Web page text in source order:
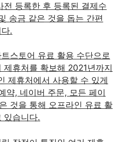
전 등록한 후 등록된 결제수
송금 같은 것을 돕는 간편
.
스토어 유료 활용 수단으로
제휴처를 확보해 2021년까지
제휴처에서 사용할 수 있게
약, 네이버 주문, 모든 페이
것을 통해 오프라인 유료 활
있습니다.